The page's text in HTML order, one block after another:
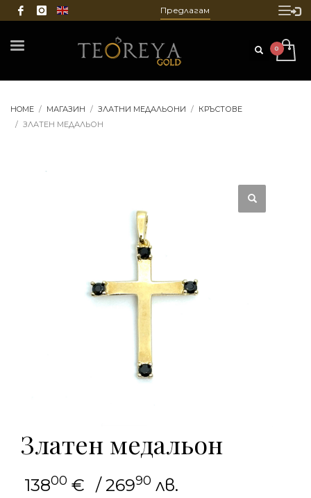
Предлагаме ремонт, почистване и
HOME МАГАЗИН ЗЛАТНИ МЕДАЛЬОНИ
КРЪСТОВЕ
ЗЛАТЕН МЕДАЛЬОН
Златен медальон
13800 € / 26990 лв.